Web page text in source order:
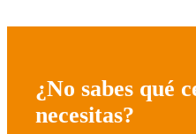
¿No sabes qué
necesitas?